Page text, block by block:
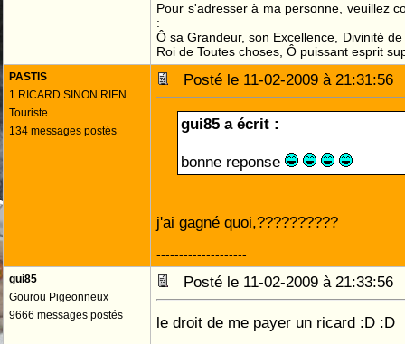
Pour s'adresser à ma personne, veuillez
:
Ô sa Grandeur, son Excellence, Divinité
Roi de Toutes choses, Ô puissant esprit
PASTIS
1 RICARD SINON RIEN.
Touriste
134 messages postés
Posté le 11-02-2009 à
gui85 a écrit :
bonne reponse
j'ai gagné quoi,??????????
--------------------
gui85
Gourou Pigeonneux
9666 messages postés
Posté le 11-02-2009 à
le droit de me payer un ricard :D :D